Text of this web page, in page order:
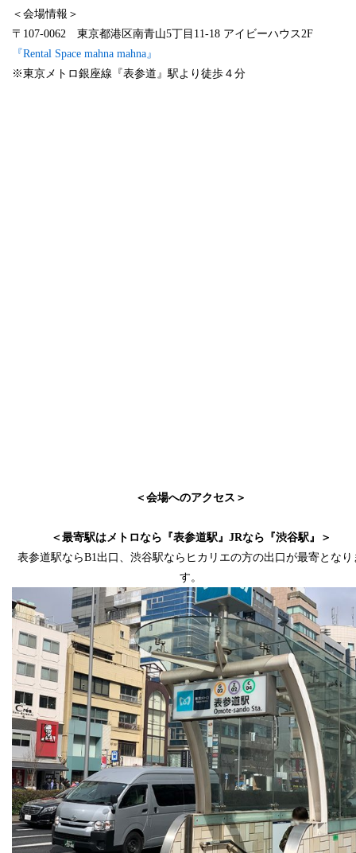
＜会場情報＞
〒107-0062 東京都港区南青山5丁目11-18 アイビーハウス2F
『Rental Space mahna mahna』
※東京メトロ銀座線『表参道』駅より徒歩４分
＜会場へのアクセス＞
＜最寄駅はメトロなら『表参道駅』JRなら『渋谷駅』＞
表参道駅ならB1出口、渋谷駅ならヒカリエの方の出口が最寄となり
す。